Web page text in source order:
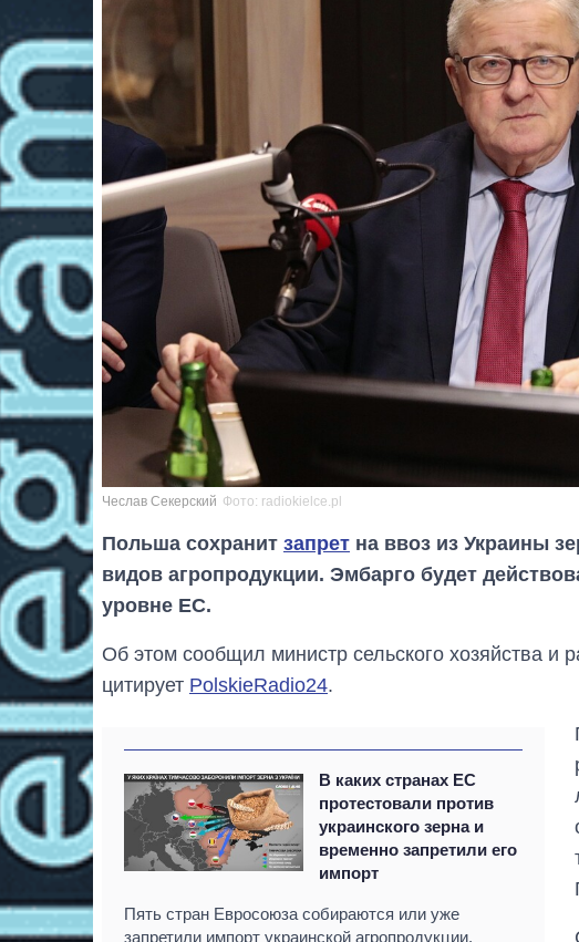
Чеслав Секерский Фото: radiokielce.pl
Польша сохранит запрет на ввоз из Украины
видов агропродукции. Эмбарго будет
уровне ЕС.
Об этом сообщил министр сельского хозяйства и
цитирует PolskieRadio24.
В каких странах ЕС
протестовали против
украинского зерна и
временно запретили его
импорт
Пять стран Евросоюза собираются или уже
запретили импорт украинской агропродукции.